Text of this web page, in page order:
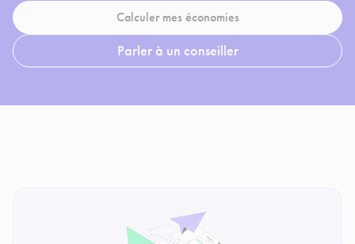
Calculer mes économies
Parler à un conseiller